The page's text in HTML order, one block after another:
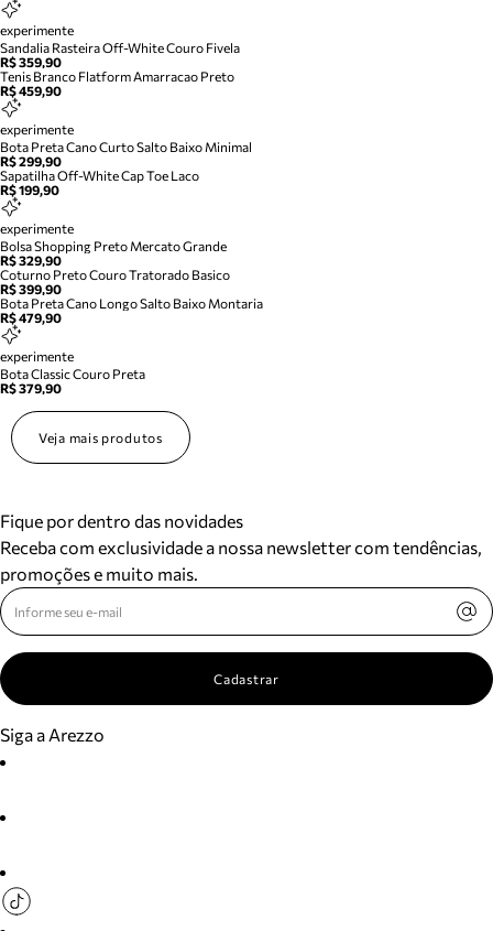
experimente
Sandalia Rasteira Off-White Couro Fivela
R$ 359,90
Tenis Branco Flatform Amarracao Preto
R$ 459,90
experimente
Bota Preta Cano Curto Salto Baixo Minimal
R$ 299,90
Sapatilha Off-White Cap Toe Laco
R$ 199,90
experimente
Bolsa Shopping Preto Mercato Grande
R$ 329,90
Coturno Preto Couro Tratorado Basico
R$ 399,90
Bota Preta Cano Longo Salto Baixo Montaria
R$ 479,90
experimente
Bota Classic Couro Preta
R$ 379,90
Veja mais produtos
Fique por dentro das novidades
Receba com exclusividade a nossa newsletter com tendências,
promoções e muito mais.
Cadastrar
Siga a Arezzo